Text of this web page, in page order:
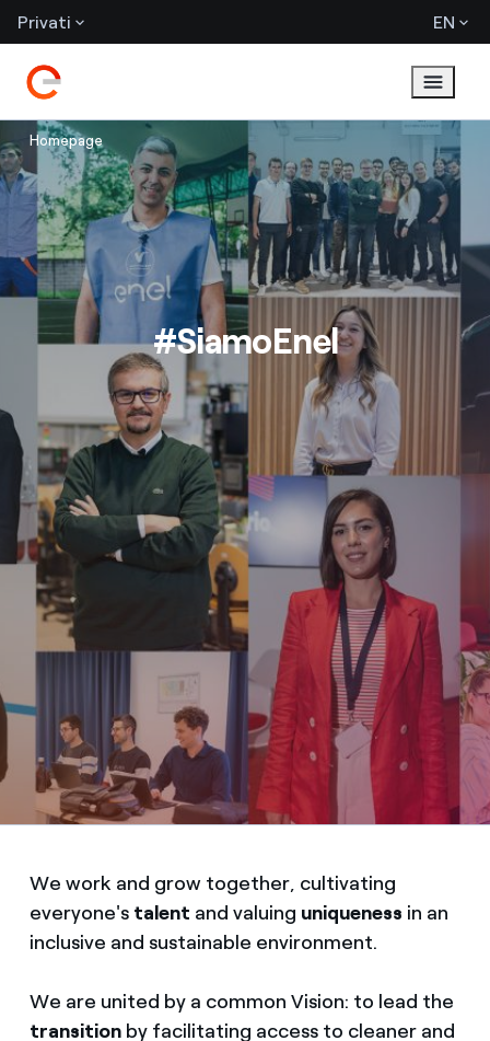
Privati EN
Homepage
#SiamoEnel
We work and grow together, cultivating
everyone's talent and valuing uniqueness in an
inclusive and sustainable environment.
We are united by a common Vision: to lead the
transitionby facilitating access to cleaner and